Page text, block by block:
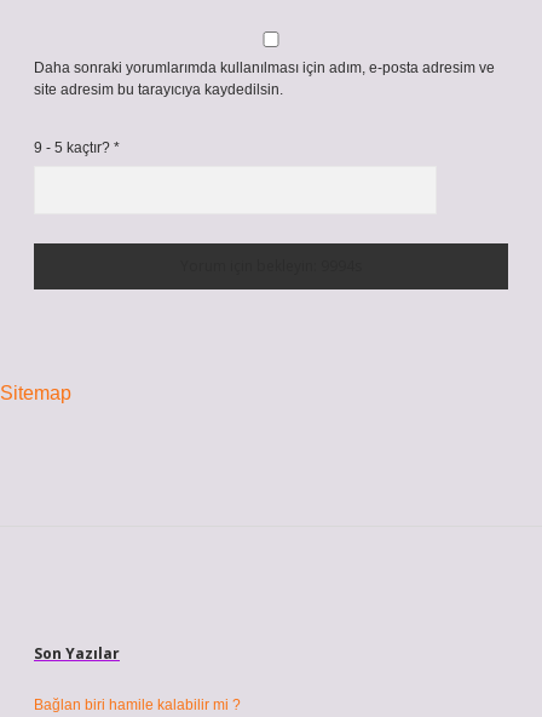
Daha sonraki yorumlarımda kullanılması için adım, e-posta adresim ve
site adresim bu tarayıcıya kaydedilsin.
9 - 5 kaçtır? *
Sitemap
Son Yazılar
Bağlan biri hamile kalabilir mi ?